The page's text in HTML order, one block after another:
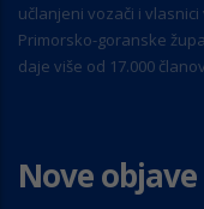
učlanjeni vozači i
Primorsko-goranske
daje više od 17.000
Nove objave